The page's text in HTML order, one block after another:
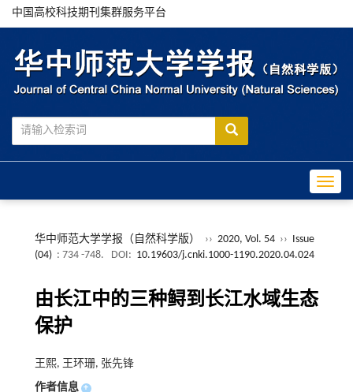
中国高校科技期刊集群服务平台
华中师范大学学报（自然科学版） ›› 2020, Vol. 54 ››
Issue
(04) : 734 -748. DOI: 10.19603/j.cnki.1000-1190.2020.04.024
由长江中的三种鲟到长江水域生态
保护
王熙, 王环珊, 张先锋
作者信息 +